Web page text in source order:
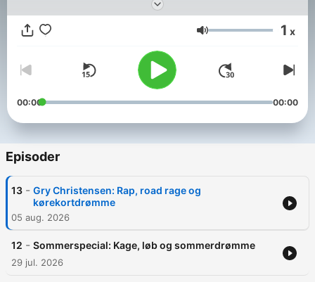
Lydstyrke 1 x
00:00 00:00
Episoder
13 - Gry Christensen: Rap, road rage og
kørekortdrømme
05 aug. 2026
12 - Sommerspecial: Kage, løb og sommerdrømme
29 jul. 2026